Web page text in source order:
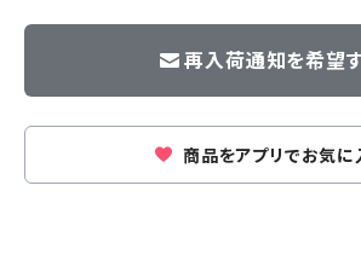
再入荷通知を希望
商品をアプリでお気に